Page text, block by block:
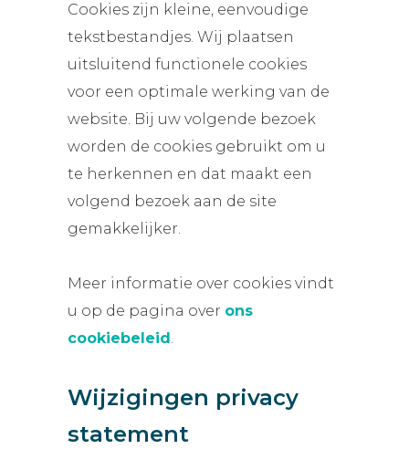
Cookies zijn kleine, eenvoudige
tekstbestandjes. Wij plaatsen
uitsluitend functionele cookies
voor een optimale werking van de
website. Bij uw volgende bezoek
worden de cookies gebruikt om u
te herkennen en dat maakt een
volgend bezoek aan de site
gemakkelijker.
Meer informatie over cookies vindt
u op de pagina over ons
cookiebeleid.
Wijzigingen privacy
statement